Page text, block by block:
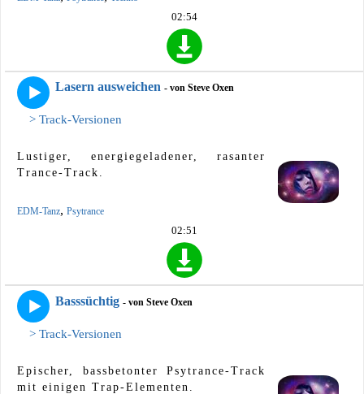
02:54
Lasern ausweichen - von Steve Oxen
> Track-Versionen
Lustiger, energiegeladener, rasanter
Trance-Track.
EDM-Tanz, Psytrance
02:51
Basssüchtig - von Steve Oxen
> Track-Versionen
Epischer, bassbetonter Psytrance-Track
mit einigen Trap-Elementen.